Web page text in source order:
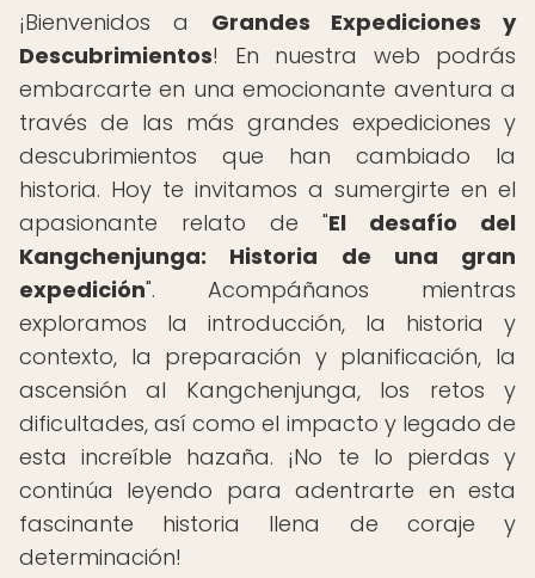
¡Bienvenidos a Grandes Expediciones y
Descubrimientos! En nuestra web podrás
embarcarte en una emocionante aventura a
través de las más grandes expediciones y
descubrimientos que han cambiado la
historia. Hoy te invitamos a sumergirte en el
apasionante relato de "El desafío del
Kangchenjunga: Historia de una gran
expedición". Acompáñanos mientras
exploramos la introducción, la historia y
contexto, la preparación y planificación, la
ascensión al Kangchenjunga, los retos y
dificultades, así como el impacto y legado de
esta increíble hazaña. ¡No te lo pierdas y
continúa leyendo para adentrarte en esta
fascinante historia llena de coraje y
determinación!